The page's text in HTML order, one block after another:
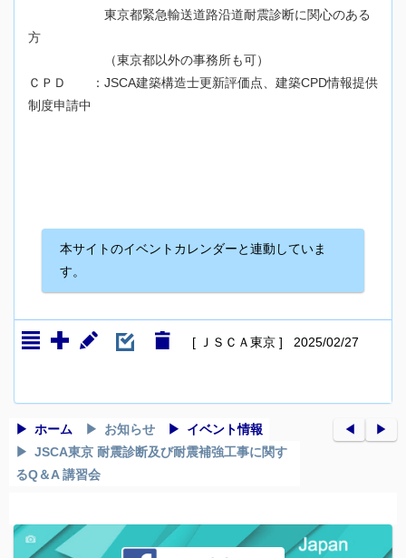
東京都緊急輸送道路沿道耐震診断に関心のある
方
（東京都以外の事務所も可）
ＣＰＤ ：JSCA建築構造士更新評価点、建築CPD情報提供
制度申請中
本サイトのイベントカレンダーと連動していま
す。
[ ＪＳＣＡ東京 ] 2025/02/27
ホーム お知らせ
イベント情報
JSCA東京 耐震診断及び耐震補強工事に関す
るQ＆A 講習会
◀︎ ▶︎